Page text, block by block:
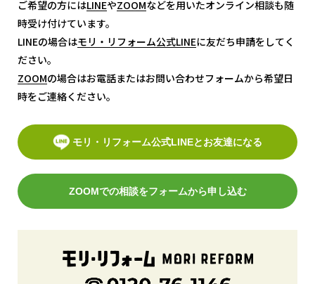
ご希望の方にはLINE
LINEやZOOM
ZOOMなどを用いたオンライン相談も随
時受け付けています。
LINEの場合はモリ・リフォーム公式LINE
モリ・リフォーム公式LINEに友だち申請をしてく
ださい。
ZOOM
ZOOMの場合はお電話またはお問い合わせフォームから希望日
時をご連絡ください。
モリ・リフォーム公式LINEとお友達になる
ZOOMでの相談をフォームから申し込む